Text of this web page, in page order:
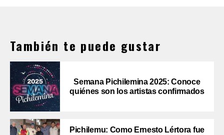
También te puede gustar
Semana Pichilemina 2025: Conoce
quiénes son los artistas confirmados
Pichilemu: Como Ernesto Lértora fue